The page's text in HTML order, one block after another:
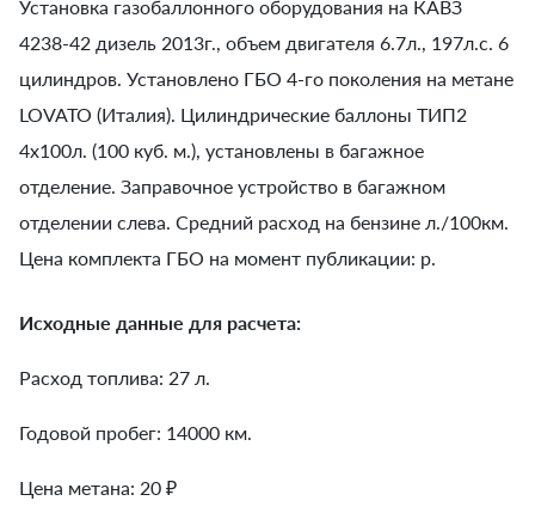
Установка газобаллонного оборудования на КАВЗ
4238-42 дизель 2013г., объем двигателя 6.7л., 197л.с. 6
цилиндров. Установлено ГБО 4-го поколения на метане
LOVATO (Италия). Цилиндрические баллоны ТИП2
4х100л. (100 куб. м.), установлены в багажное
отделение. Заправочное устройство в багажном
отделении слева. Средний расход на бензине л./100км.
Цена комплекта ГБО на момент публикации: р.
Исходные данные для расчета:
Расход топлива: 27 л.
Годовой пробег: 14000 км.
Цена метана: 20 ₽